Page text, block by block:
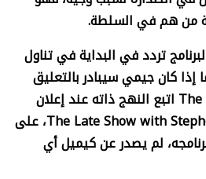
من هم في السلطة.
تردد في البداية في تناول
إذا كان جيمي سيبادر بالتعليق
اتبع النهج ذاته عند إعلان
The Late Show with، على
لم يصدر عن كيميل أي